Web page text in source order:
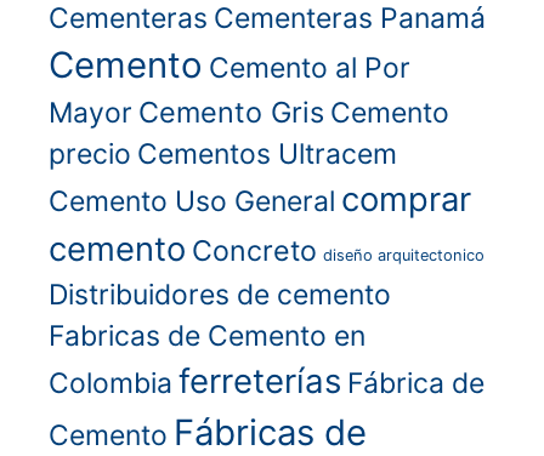
Cementeras Cementeras Panamá
Cemento Cemento al Por
Mayor Cemento Gris Cemento
precio Cementos Ultracem
Cemento Uso General comprar
cemento Concreto diseño arquitectonico
Distribuidores de cemento
Fabricas de Cemento en
Colombia ferreterías Fábrica de
Cemento Fábricas de